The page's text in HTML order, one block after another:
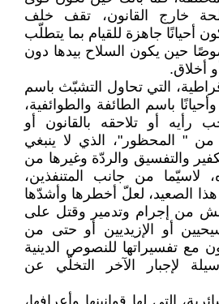
خارج القانون، تقف خلف
أحيانًا جاهزة للقيام بما يتطلّب
حين يكون السلاح بيدها دون
أخلاق.
التي تحاول التشبّث باسم
باسم الطائفة والطوائفية،
رأيه أو تلاحقه بالقانون أو
" المحظور"، الذي لا ينبغي
والتفسيق والردّة وغيرها من
لاسيّما من جانب المتنفذين،
هذا الصعيد، لعلّ أخطرها وأشدّها
من إجرام وتدمير وقتل على
أو الإزيديين أو حتى من
مع تفسيراتها للنصوص الدينية
لإجبار الآخر التخلّي عن